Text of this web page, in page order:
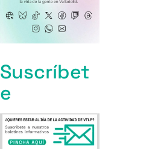
Suscríbet
e